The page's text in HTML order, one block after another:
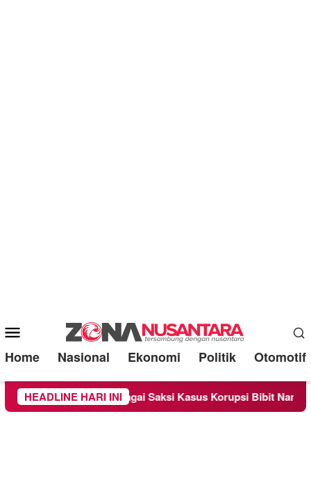
Mobile
Menu
Home Nasional Ekonomi Politik Otomotif
HEADLINE HARI INI
Sebagai Saksi Kasus Korupsi Bibit Nanas Sulsel Rp